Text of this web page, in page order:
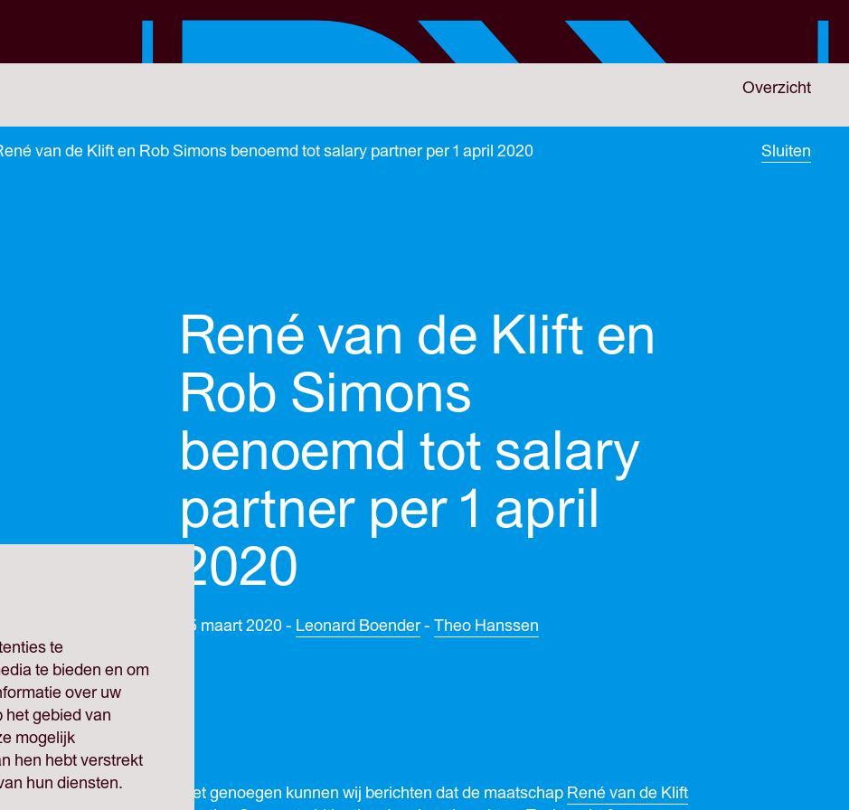
Overzicht
van de Klift en Rob Simons benoemd tot salary partner per 1 april 2020 Sluiten
René van de Klift en
Rob Simons
benoemd tot salary
partner per 1 april
2020
25 maart 2020 - Leonard Boender-Theo Hanssen
Met genoegen kunnen wij berichten dat de maatschap René van de Klift
te
te bieden en om
over uw
het gebied van
mogelijk
hen hebt verstrekt
hun diensten.